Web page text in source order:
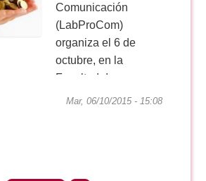
posibilidades
narrativas”, que se...
Comunicación
(LabProCom)
organiza el 6 de
octubre, en la
Facultad de
Comunicación de la
Mar, 06/10/2015 - 15:08